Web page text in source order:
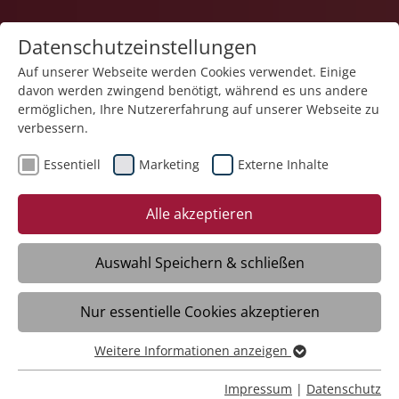
Service und Produkte
Impressum
Stiftung Liebenau
Kirchliche Stiftung privaten Rechts
Datenschutzeinstellungen
Auf unserer Webseite werden Cookies verwendet. Einige
davon werden zwingend benötigt, während es uns andere
ermöglichen, Ihre Nutzererfahrung auf unserer Webseite zu
verbessern.
Essentiell Marketing Externe Inhalte
Alle akzeptieren
Auswahl Speichern & schließen
Nur essentielle Cookies akzeptieren
Essentiell
Essentielle Cookies werden für grundlegende Funktionen
Weitere Informationen anzeigen
Impressum | Datenschutz